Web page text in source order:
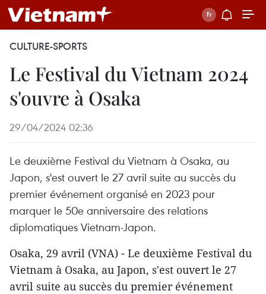
CULTURE-SPORTS
Le Festival du Vietnam 2024
s'ouvre à Osaka
29/04/2024 02:36
Le deuxième Festival du Vietnam à Osaka, au
Japon, s'est ouvert le 27 avril suite au succès du
premier événement organisé en 2023 pour
marquer le 50e anniversaire des relations
diplomatiques Vietnam-Japon.
Osaka, 29 avril (VNA) - Le deuxième Festival du
Vietnam à Osaka, au Japon, s'est ouvert le 27
avril suite au succès du premier événement